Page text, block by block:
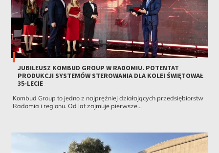
JUBILEUSZ KOMBUD GROUP W RADOMIU. POTENTAT
PRODUKCJI SYSTEMÓW STEROWANIA DLA KOLEI ŚWIĘTOWAŁ
35-LECIE
Kombud Group to jedno z najprężniej działających przedsiębiorstw
Radomia i regionu. Od lat zajmuje pierwsze...